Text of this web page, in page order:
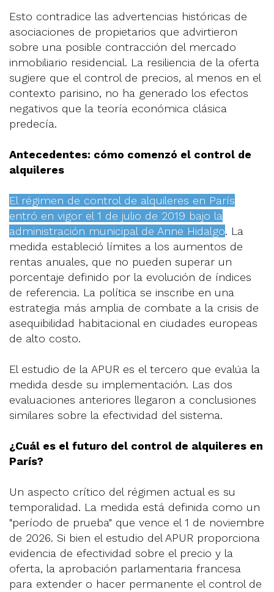
Esto contradice las advertencias históricas de
asociaciones de propietarios que advirtieron
sobre una posible contracción del mercado
inmobiliario residencial. La resiliencia de la oferta
sugiere que el control de precios, al menos en el
contexto parisino, no ha generado los efectos
negativos que la teoría económica clásica
predecía.
Antecedentes: cómo comenzó el control de
alquileres
El régimen de control de alquileres en París
entró en vigor el 1 de julio de 2019 bajo la
administración municipal de Anne Hidalgo. La
medida estableció límites a los aumentos de
rentas anuales, que no pueden superar un
porcentaje definido por la evolución de índices
de referencia. La política se inscribe en una
estrategia más amplia de combate a la crisis de
asequibilidad habitacional en ciudades europeas
de alto costo.
El estudio de la APUR es el tercero que evalúa la
medida desde su implementación. Las dos
evaluaciones anteriores llegaron a conclusiones
similares sobre la efectividad del sistema.
¿Cuál es el futuro del control de alquileres en
París?
Un aspecto crítico del régimen actual es su
temporalidad. La medida está definida como un
"período de prueba" que vence el 1 de noviembre
de 2026. Si bien el estudio del APUR proporciona
evidencia de efectividad sobre el precio y la
oferta, la aprobación parlamentaria francesa
para extender o hacer permanente el control de